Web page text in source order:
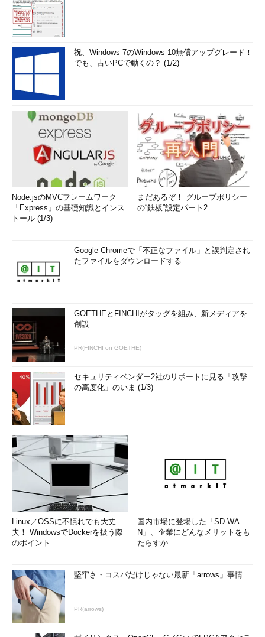
祝、Windows 7のWindows 10無償アップグレード！
でも、古いPCで動くの？ (1/2)
Node.jsのMVCフレームワーク
「Express」の基礎知識とインス
トール (1/3)
まだあるぞ！ グループポリシー
の“鉄板”設定パート2
Google Chromeで「不正なファイル」と誤判定され
たファイルをダウンロードする
GOETHEとFINCHIがタッグを組み、新メディアを
創設
PR(FINCHI on GOETHE)
セキュリティベンダー2社のリポートに見る「攻撃
の高度化」のいま (1/3)
Linux／OSSに不慣れでも大丈
夫！ WindowsでDockerを扱う際
のポイント
国内市場に登場した「SD-WA
N」、企業にどんなメリットをも
たらすか
堅牢さ・コスパだけじゃない最新「arrows」事情
PR(arrows)